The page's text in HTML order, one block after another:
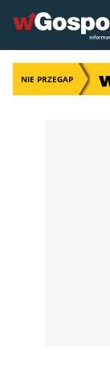
NIE PRZEGAP